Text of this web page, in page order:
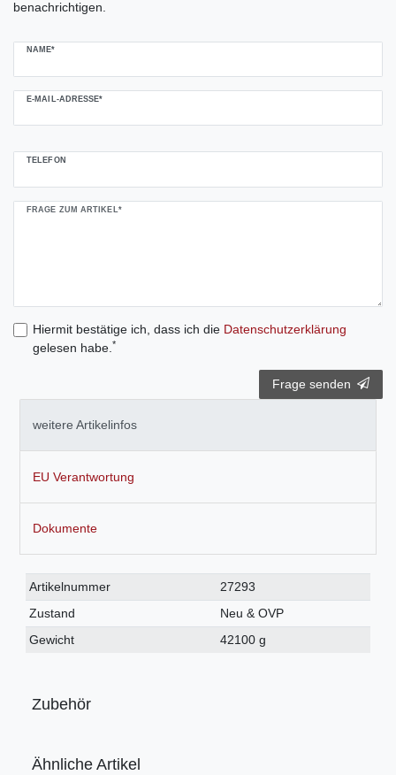
benachrichtigen.
NAME*
E-MAIL-ADRESSE*
TELEFON
FRAGE ZUM ARTIKEL*
Hiermit bestätige ich, dass ich die Daten­schutz­erklärung
gelesen habe. *
Frage senden
weitere Artikelinfos
EU Verantwortung
Dokumente
Technisches
Merkmal
Wert
Artikelnummer
27293
Zustand
Neu & OVP
Gewicht
42100 g
Zubehör
Ähnliche Artikel